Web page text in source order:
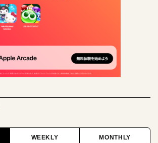
WEEKLY MONTHLY